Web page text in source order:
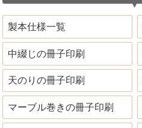
製本仕様一覧
中綴じの冊子印刷
天のりの冊子印刷
マーブル巻きの冊子印刷